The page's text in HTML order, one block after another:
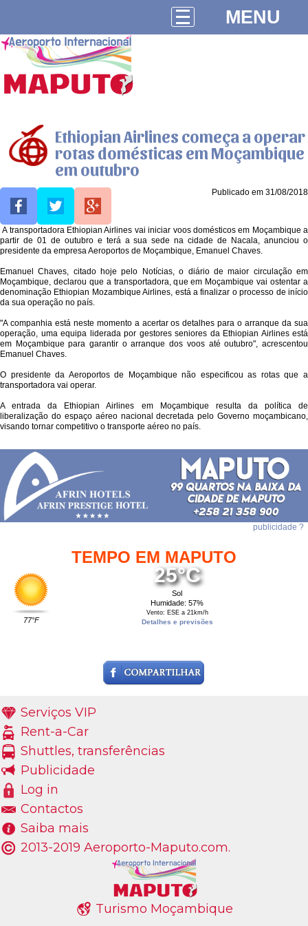
MENU
Ethiopian Airlines começa a operar
rotas domésticas em Moçambique
em outubro
Publicado em 31/08/2018
A transportadora Ethiopian Airlines vai iniciar voos domésticos em Moçambique a
partir de 01 de outubro e terá a sua sede na cidade de Nacala, anunciou o
presidente da empresa Aeroportos de Moçambique, Emanuel Chaves.
Emanuel Chaves, citado hoje pelo Notícias, o diário de maior circulação em
Moçambique, declarou que a transportadora, que em Moçambique vai ostentar a
denominação Ethiopian Mozambique Airlines, está a finalizar o processo de início
da sua operação no país.
"A companhia está neste momento a acertar os detalhes para o arranque da sua
operação, uma equipa liderada por gestores seniores da Ethiopian Airlines está
em Moçambique para garantir o arranque dos voos até outubro", acrescentou
Emanuel Chaves.
O presidente da Aeroportos de Moçambique não especificou as rotas que a
transportadora vai operar.
A entrada da Ethiopian Airlines em Moçambique resulta da política de
liberalização do espaço aéreo nacional decretada pelo Governo moçambicano,
visando tornar competitivo o transporte aéreo no país.
publicidade ?
TEMPO EM MAPUTO
77°F
25°C
Sol
Humidade: 57%
Vento: ESE a 21km/h
Detalhes e previsões
Serviços VIP
Rent-a-Car
Shuttles, transferências
Publicidade
Log in
Contactos
Saiba mais
2013-2019 Aeroporto-Maputo.com.
Turismo Moçambique